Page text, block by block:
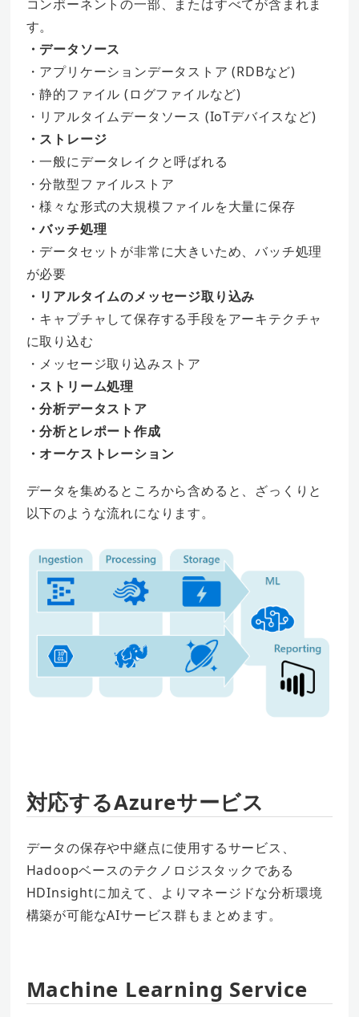
コンポーネントの一部、またはすべてが含まれま
す。
・データソース
・アプリケーションデータストア (RDBなど)
・静的ファイル (ログファイルなど)
・リアルタイムデータソース (IoTデバイスなど)
・ストレージ
・一般にデータレイクと呼ばれる
・分散型ファイルストア
・様々な形式の大規模ファイルを大量に保存
・バッチ処理
・データセットが非常に大きいため、バッチ処理
が必要
・リアルタイムのメッセージ取り込み
・キャプチャして保存する手段をアーキテクチャ
に取り込む
・メッセージ取り込みストア
・ストリーム処理
・分析データストア
・分析とレポート作成
・オーケストレーション
データを集めるところから含めると、ざっくりと
以下のような流れになります。
対応するAzureサービス
データの保存や中継点に使用するサービス、
Hadoopベースのテクノロジスタックである
HDInsightに加えて、よりマネージドな分析環境
構築が可能なAIサービス群もまとめます。
Machine Learning Service